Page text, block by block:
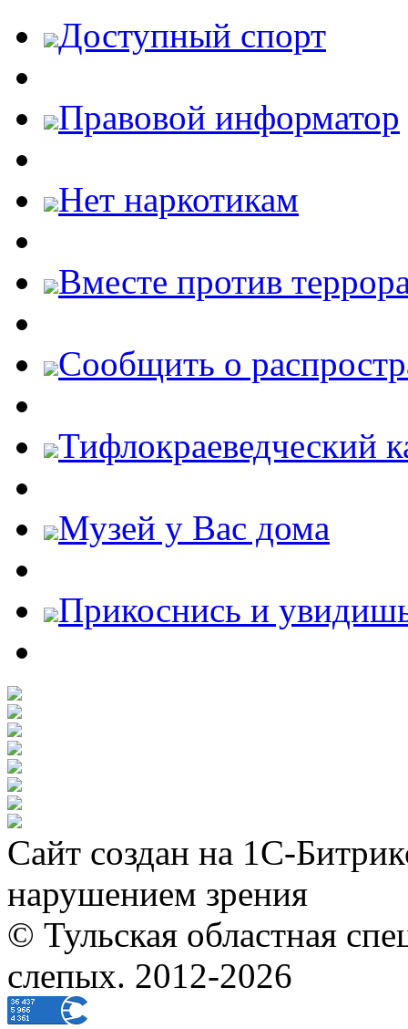
Доступный спорт
Правовой информатор
Нет наркотикам
Вместе против
Cообщить о
Тифлокраеведческий
Музей у Вас дома
Прикоснись и
Сайт создан на 1С-
нарушением зрения
© Тульская областная
слепых. 2012-2026